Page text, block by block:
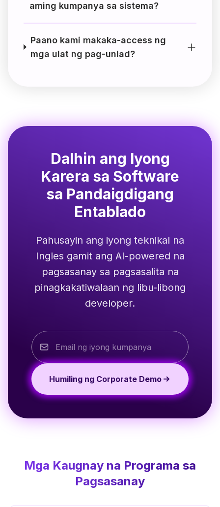
aming kumpanya sa sistema?
Paano kami makaka-access ng
mga ulat ng pag-unlad?
Dalhin ang Iyong
Karera sa Software
sa Pandaigdigang
Entablado
Pahusayin ang iyong teknikal na
Ingles gamit ang AI-powered na
pagsasanay sa pagsasalita na
pinagkakatiwalaan ng libu-libong
developer.
Humiling ng Corporate Demo
Mga Kaugnay na Programa sa
Pagsasanay